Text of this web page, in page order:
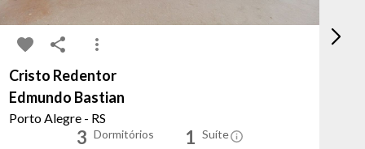
Cristo Redentor
Edmundo Bastian
Porto Alegre - RS
3 Dormitórios 1 Suíte